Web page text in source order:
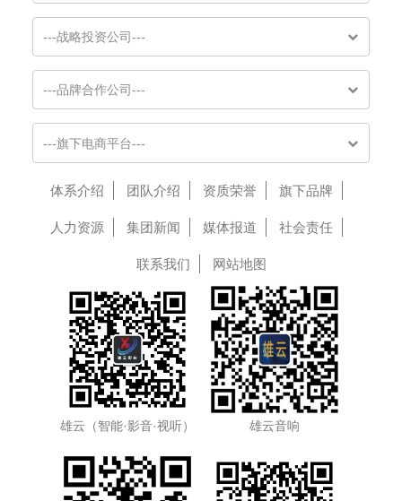
---战略投资公司---
---品牌合作公司---
---旗下电商平台---
体系介绍 团队介绍 资质荣誉 旗下品牌
人力资源 集团新闻 媒体报道 社会责任
联系我们 网站地图
雄云（智能·影音·视听） 雄云音响